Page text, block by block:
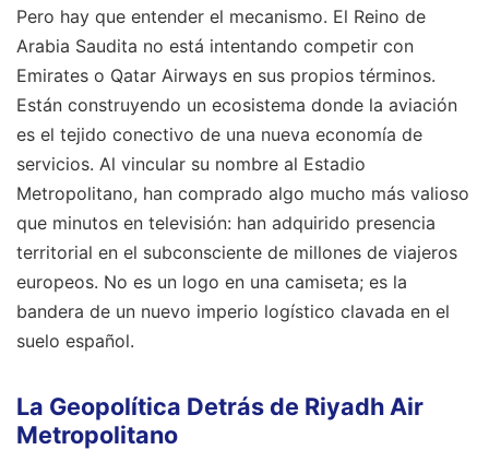
Pero hay que entender el mecanismo. El Reino de
Arabia Saudita no está intentando competir con
Emirates o Qatar Airways en sus propios términos.
Están construyendo un ecosistema donde la aviación
es el tejido conectivo de una nueva economía de
servicios. Al vincular su nombre al Estadio
Metropolitano, han comprado algo mucho más valioso
que minutos en televisión: han adquirido presencia
territorial en el subconsciente de millones de viajeros
europeos. No es un logo en una camiseta; es la
bandera de un nuevo imperio logístico clavada en el
suelo español.
La Geopolítica Detrás de Riyadh Air
Metropolitano